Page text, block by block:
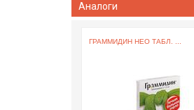
Аналоги
ГРАММИДИН НЕО ТАБЛ. ...